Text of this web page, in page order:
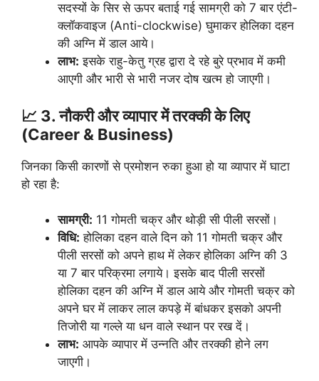
सदस्यों के सिर से ऊपर बताई गई सामग्री को 7 बार एंटी-
क्लॉकवाइज (Anti-clockwise) घुमाकर होलिका दहन
की अग्नि में डाल आये।
लाभ: इसके राहु-केतु ग्रह द्वारा दे रहे बुरे प्रभाव में कमी
आएगी और भारी से भारी नजर दोष खत्म हो जाएगी।
📈 3. नौकरी और व्यापार में तरक्की के लिए
(Career & Business)
जिनका किसी कारणों से प्रमोशन रुका हुआ हो या व्यापार में घाटा
हो रहा है:
सामग्री: 11 गोमती चक्र और थोड़ी सी पीली सरसों।
विधि: होलिका दहन वाले दिन को 11 गोमती चक्र और
पीली सरसों को अपने हाथ में लेकर होलिका अग्नि की 3
या 7 बार परिक्रमा लगाये। इसके बाद पीली सरसों
होलिका दहन की अग्नि में डाल आये और गोमती चक्र को
अपने घर में लाकर लाल कपड़े में बांधकर इसको अपनी
तिजोरी या गल्ले या धन वाले स्थान पर रख दें।
लाभ: आपके व्यापार में उन्नति और तरक्की होने लग
जाएगी।